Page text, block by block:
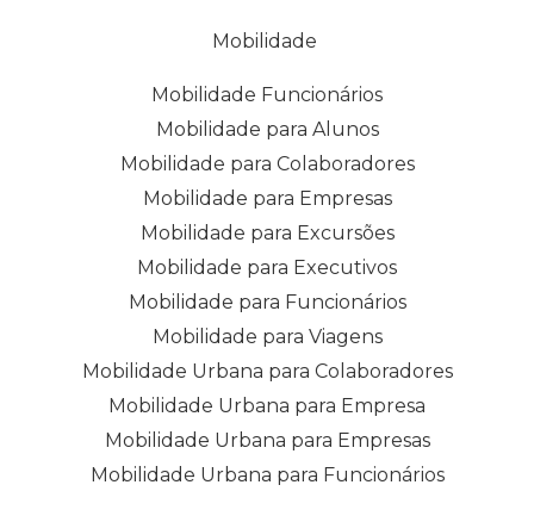
Mobilidade
Mobilidade Funcionários
Mobilidade para Alunos
Mobilidade para Colaboradores
Mobilidade para Empresas
Mobilidade para Excursões
Mobilidade para Executivos
Mobilidade para Funcionários
Mobilidade para Viagens
Mobilidade Urbana para Colaboradores
Mobilidade Urbana para Empresa
Mobilidade Urbana para Empresas
Mobilidade Urbana para Funcionários